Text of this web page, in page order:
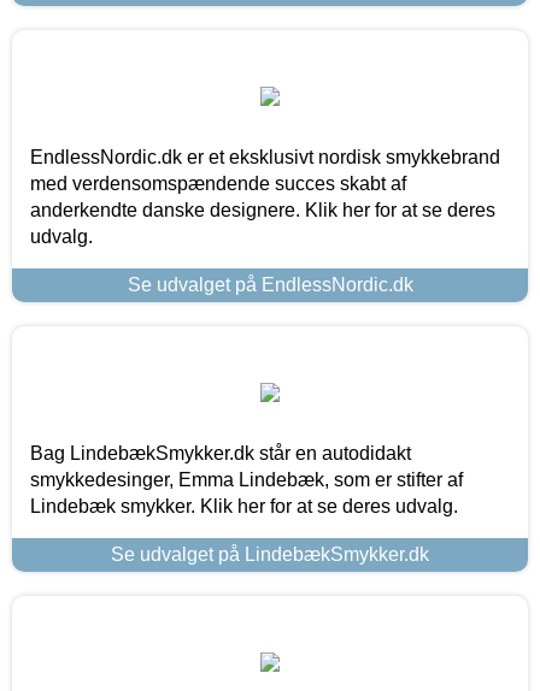
EndlessNordic.dk er et eksklusivt nordisk smykkebrand
med verdensomspændende succes skabt af
anderkendte danske designere. Klik her for at se deres
udvalg.
Se udvalget på EndlessNordic.dk
Bag LindebækSmykker.dk står en autodidakt
smykkedesinger, Emma Lindebæk, som er stifter af
Lindebæk smykker. Klik her for at se deres udvalg.
Se udvalget på LindebækSmykker.dk